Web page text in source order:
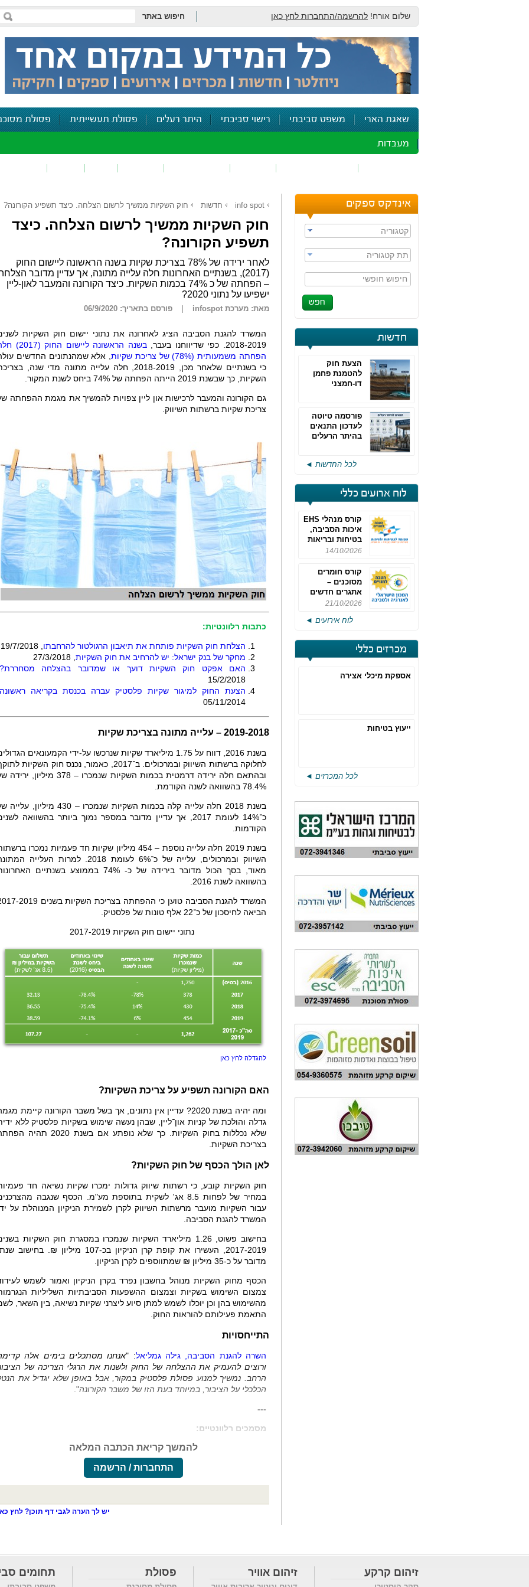
שלום אורח! להרשמה/התחברות לחץ כאן חיפוש באתר
שאגת הארי משפט סביבתי רישוי סביבתי היתר רעלים פסולת תעשייתית פסולת
מעבדות
אינדקס ספקים
קטגוריה
תת קטגוריה
חיפוש חופשי
חדשות
הצעת חוק
להטמנת פחמן
דו-חמצני
פורסמה טיוטה
לעדכון התנאים
בהיתר הרעלים
לכל החדשות ◄
לוח ארועים כללי
קורס מנהלי EHS
איכות הסביבה,
בטיחות ובריאות
תעסוקתית
14/10/2026
קורס חומרים
מסוכנים –
אתגרים חדשים
והערכות לחוק
מחזור 4
21/10/2026
לוח אירועים ◄
מכרזים כללי
אספקת מיכלי אצירה
ייעוץ בטיחות
לכל המכרזים ◄
info spot חדשות חוק השקיות ממשיך לרשום הצלחה. כיצד תשפיע הקורונה?
חוק השקיות ממשיך לרשום הצלחה. כיצד
תשפיע הקורונה?
לאחר ירידה של 78% בצריכת שקיות בשנה הראשונה ליישום החוק
(2017), בשנתיים האחרונות חלה עלייה מתונה, אך עדיין מדובר
– הפחתה של כ 74% בכמות השקיות. כיצד הקורונה והמעבר לאון-ליין
ישפיעו על נתוני 2020?
מאת: מערכת infospot פורסם בתאריך: 06/9/2020
המשרד להגנת הסביבה הציג לאחרונה את נתוני יישום חוק השקיות
2018-2019. כפי שדיווחנו בעבר,
בשנה הראשונה ליישום החוק
הפחתה משמעותית (78%) של צריכת שקיות
, אלא שמהנתונים החדשים
כי בשנתיים שלאחר מכן, 2018-2019, חלה עלייה מתונה מדי שנה,
השקיות, כך שבשנת 2019 הייתה הפחתה של 74% ביחס לשנת המקור.
גם הקורונה והמעבר לרכישות און ליין צפויות להמשיך את מגמת ההפחתה
צריכת שקיות ברשתות השיווק.
כתבות רלוונטיות:
הצלחת חוק השקיות פותחת את תיאבון הרגולטור להרחבתו 19/7/2018
מחקר של בנק ישראל: יש להרחיב את חוק השקיות 27/3/2018
האם אפקט חוק השקיות דועך או שמדובר בהצלחה מסחררת?
15/2/2018
הצעת החוק למיגור שקיות פלסטיק עברה בכנסת בקריאה ראשונה
05/11/2014
2019-2018 – עלייה מתונה בצריכת שקיות
בשנת 2016, דווח על 1.75 מיליארד שקיות שנרכשו על-ידי הקמעונאים
לחלוקה ברשתות השיווק ובמרכולים. ב־2017, כאמור, נכנס חוק השקיות
ובהתאם חלה ירידה דרמטית בכמות השקיות שנמכרו – 378 מיליון,
78.4% בהשוואה לשנה הקודמת.
בשנת 2018 חלה עלייה קלה בכמות השקיות שנמכרו – 430 מיליון,
כ־14% לעומת 2017, אך עדיין מדובר במספר נמוך ביותר בהשוואה
הקודמות.
בשנת 2019 חלה עלייה נוספת – 454 מיליון שקיות חד פעמיות נמכרו
השיווק ובמרכולים, עלייה של כ־6% לעומת 2018. למרות העלייה
מאוד, בסך הכול מדובר בירידה של כ- 74% בממוצע בשנתיים
בהשוואה לשנת 2016.
המשרד להגנת הסביבה טוען כי ההפחתה בצריכת השקיות בשנים
הביאה לחיסכון של כ־22 אלף טונות של פלסטיק.
נתוני יישום חוק השקיות 2017-2019
להגדלה לחץ כאן
האם הקורונה תשפיע על צריכת השקיות?
ומה יהיה בשנת 2020? עדיין אין נתונים, אך בשל משבר הקורונה קיימת
גדלה והולכת של קניות און־ליין, שבהן נעשה שימוש בשקיות פלסטיק ללא
שלא נכללות בחוק השקיות. כך שלא נופתע אם בשנת 2020 תהיה
בצריכת השקיות.
לאן הולך הכסף של חוק השקיות?
חוק השקיות קובע, כי רשתות שיווק גדולות ימכרו שקיות נשיאה חד
במחיר של לפחות 8.5 אג' לשקית בתוספת מע"מ. הכסף שנגבה
עבור השקיות מועבר מרשתות השיווק לקרן לשמירת הניקיון המנוהלת על
המשרד להגנת הסביבה.
בחישוב פשוט, 1.26 מיליארד השקיות שנמכרו במסגרת חוק השקיות
2017-2019, העשירו את קופת קרן הניקיון בכ-107 מיליון ₪. בחישוב
מדובר על כ-35 מיליון ₪ שמתווספים לקרן הניקיון.
הכסף מחוק השקיות מנוהל בחשבון נפרד בקרן הניקיון ואמור לשמש
צמצום השימוש בשקיות וצמצום ההשפעות הסביבתיות השליליות
מהשימוש בהן וכן יוכלו לשמש למתן סיוע ליצרני שקיות נשיאה, בין השאר,
התאמת פעילותם להוראות החוק.
התייחסויות
השרה להגנת הסביבה, גילה גמליאל: "אנחנו מסתכלים בימים אלה
ורוצים להעמיק את ההצלחה של החוק ולשנות את הרגלי הצריכה של
הרחב. נמשיך למנוע פסולת פלסטיק במקור, אבל באופן שלא יגדיל את
הכלכלי על הציבור, במיוחד בעת הזו של משבר הקורונה".
---
מסמכים רלוונטיים:
להמשך קריאת הכתבה המלאה
התחברות / הרשמה
יש לך הערה לגבי דף תוכן? לחץ
זיהום קרקע זיהום אוויר פסולת תחומים